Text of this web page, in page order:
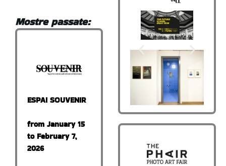
Mostre passate:
ESPAI SOUVENIR
from January 15
to February 7,
2026